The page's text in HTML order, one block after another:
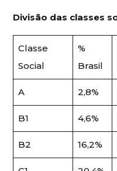
Divisão das classes
Classe
Social
%
Brasil
A 2,8%
B1 4,6%
B2 16,2%